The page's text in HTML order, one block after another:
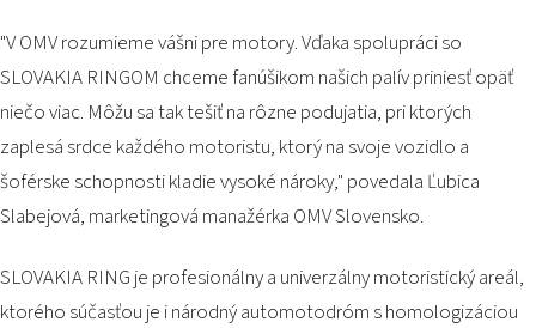
"V OMV rozumieme vášni pre motory. Vďaka spolupráci so
SLOVAKIA RINGOM chceme fanúšikom našich palív priniesť opäť
niečo viac. Môžu sa tak tešiť na rôzne podujatia, pri ktorých
zaplesá srdce každého motoristu, ktorý na svoje vozidlo a
šoférske schopnosti kladie vysoké nároky," povedala Ľubica
Slabejová, marketingová manažérka OMV Slovensko.
SLOVAKIA RING je profesionálny a univerzálny motoristický areál,
ktorého súčasťou je i národný automotodróm s homologizáciou